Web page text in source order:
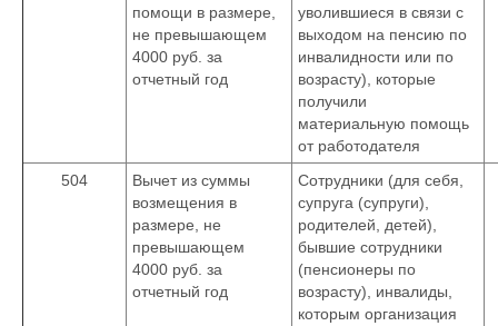
помощи в размере,
не превышающем
4000 руб. за
отчетный год
уволившиеся в связи с
выходом на пенсию по
инвалидности или по
возрасту), которые
получили
материальную помощь
от работодателя
504
Вычет из суммы
возмещения в
размере, не
превышающем
4000 руб. за
отчетный год
Сотрудники (для себя,
супруга (супруги),
родителей, детей),
бывшие сотрудники
(пенсионеры по
возрасту), инвалиды,
которым организация